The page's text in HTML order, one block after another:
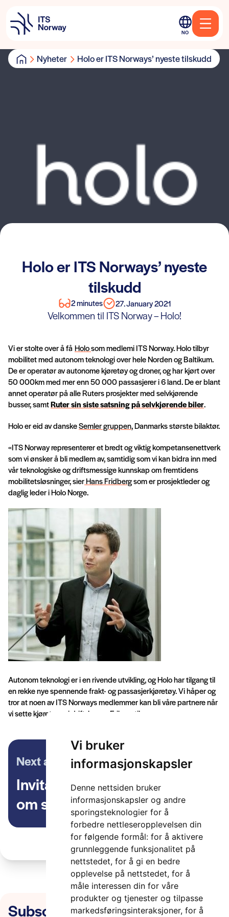
Vi bruker
informasjonskapsler
Denne nettsiden bruker
informasjonskapsler og andre
sporingsteknologier for å
forbedre nettleseropplevelsen din
for følgende formål: for å aktivere
grunnleggende funksjonalitet på
nettstedet, for å gi en bedre
opplevelse på nettstedet, for å
måle interessen din for våre
produkter og tjenester og tilpasse
markedsføringsinteraksjoner, for å
NO
Nyheter Holo er ITS Norways’ nyeste tilskudd
Holo er ITS Norways’ nyeste
tilskudd
2 minutes 27. January 2021
Velkommen til ITS Norway – Holo!
Vi er stolte over å få Holosom medlemi ITS Norway. Holo tilbyr
mobilitet med autonom teknologi over hele Norden og Baltikum.
De er operatør av autonome kjøretøy og droner, og har kjørt over
50 000km med mer enn 50 000 passasjerer i 6 land. De er blant
annet operatør på alle Ruters prosjekter med selvkjørende
busser, samtRuter sin siste satsning på selvkjørende biler.
Holo er eid av danskeSemler gruppen, Danmarks største bilaktør.
«ITS Norway representerer et bredt og viktig kompetansenettverk
som vi ønsker å bli medlem av, samtidig som vi kan bidra inn med
vår teknologiske og driftsmessige kunnskap om fremtidens
mobilitetsløsninger, sierHans Fridbergsom er prosjektleder og
daglig leder i Holo Norge.
Autonom teknologi er i en rivende utvikling, og Holo har tilgang til
en rekke nye spennende frakt- og passasjerkjøretøy. Vi håper og
tror at noen av ITS Norways medlemmer kan bli våre partnere når
vi sette kjøretøyer i drift, legger Friberg til»
Next article
Invitasjon til markedsdialog
om skred den 8. januar
Subscribe to our newsletter